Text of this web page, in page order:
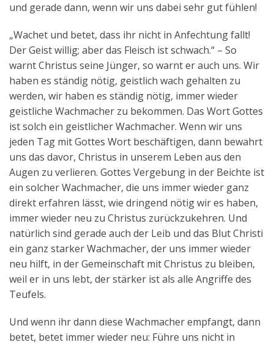
und gerade dann, wenn wir uns dabei sehr gut fühlen!
„Wachet und betet, dass ihr nicht in Anfechtung fallt!
Der Geist willig; aber das Fleisch ist schwach.“ – So
warnt Christus seine Jünger, so warnt er auch uns. Wir
haben es ständig nötig, geistlich wach gehalten zu
werden, wir haben es ständig nötig, immer wieder
geistliche Wachmacher zu bekommen. Das Wort Gottes
ist solch ein geistlicher Wachmacher. Wenn wir uns
jeden Tag mit Gottes Wort beschäftigen, dann bewahrt
uns das davor, Christus in unserem Leben aus den
Augen zu verlieren. Gottes Vergebung in der Beichte ist
ein solcher Wachmacher, die uns immer wieder ganz
direkt erfahren lässt, wie dringend nötig wir es haben,
immer wieder neu zu Christus zurückzukehren. Und
natürlich sind gerade auch der Leib und das Blut Christi
ein ganz starker Wachmacher, der uns immer wieder
neu hilft, in der Gemeinschaft mit Christus zu bleiben,
weil er in uns lebt, der stärker ist als alle Angriffe des
Teufels.
Und wenn ihr dann diese Wachmacher empfangt, dann
betet, betet immer wieder neu: Führe uns nicht in